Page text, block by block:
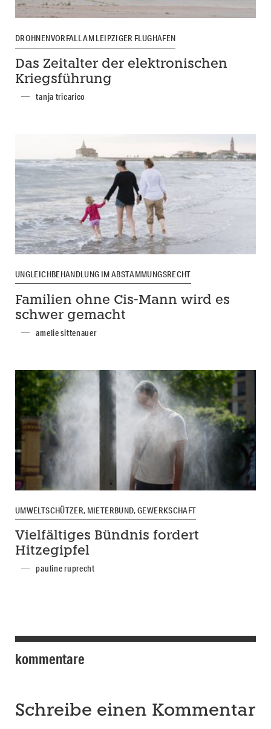
DROHNENVORFALL AM LEIPZIGER FLUGHAFEN
Das Zeitalter der elektronischen
Kriegsführung
tanja tricarico
UNGLEICHBEHANDLUNG IM ABSTAMMUNGSRECHT
Familien ohne Cis-Mann wird es
schwer gemacht
amelie sittenauer
UMWELTSCHÜTZER, MIETERBUND, GEWERKSCHAFT
Vielfältiges Bündnis fordert
Hitzegipfel
pauline ruprecht
kommentare
Schreibe einen Kommentar